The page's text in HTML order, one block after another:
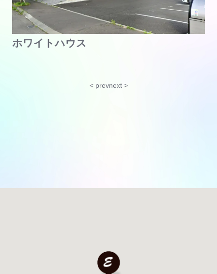
ホワイトハウス
< prevnext >